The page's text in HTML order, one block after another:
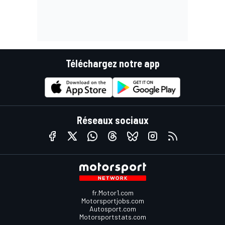
Téléchargez notre app
Réseaux sociaux
fr.Motor1.com
Motorsportjobs.com
Autosport.com
Motorsportstats.com